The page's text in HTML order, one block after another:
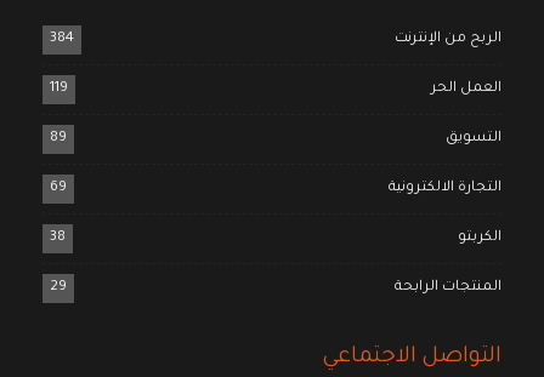
الربح من الإنترنت 384
العمل الحر 119
التسويق 89
التجارة الالكترونية 69
الكربتو 38
المنتجات الرابحة 29
التواصل الاجتماعي